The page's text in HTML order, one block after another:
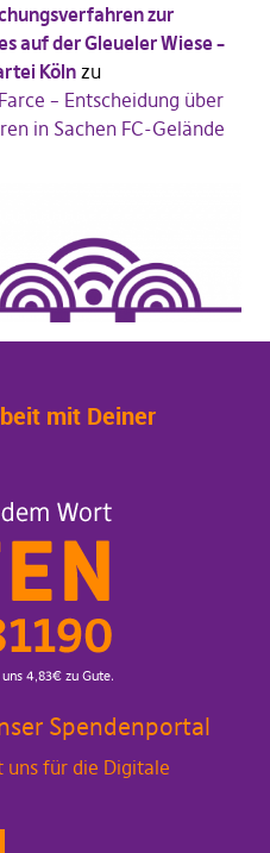
zur
auf der Gleueler Wiese –
Kölnzu
– Entscheidung über
in Sachen FC-Gelände
mit Deiner
Spendenportal
uns für die Digitale